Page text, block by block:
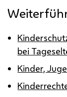
bei
Kinder,